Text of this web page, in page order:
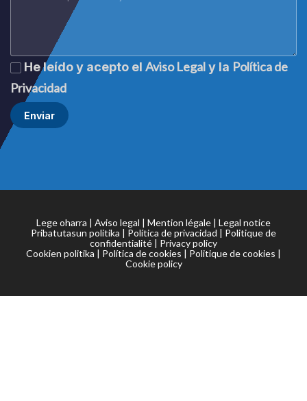
He leído y acepto el Aviso Legaly la Política de
Privacidad
Lege oharra | Aviso legal | Mention légale | Legal notice
Pribatutasun politika | Política de privacidad | Politique de
confidentialité | Privacy policy
Cookien politika | Política de cookies | Politique de cookies |
Cookie policy